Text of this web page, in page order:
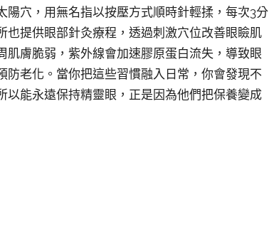
穴，用無名指以按壓方式順時針輕揉，每次3分
提供眼部針灸療程，透過刺激穴位改善眼瞼肌
膚脆弱，紫外線會加速膠原蛋白流失，導致眼
老化。當你把這些習慣融入日常，你會發現不
能永遠保持精靈眼，正是因為他們把保養變成